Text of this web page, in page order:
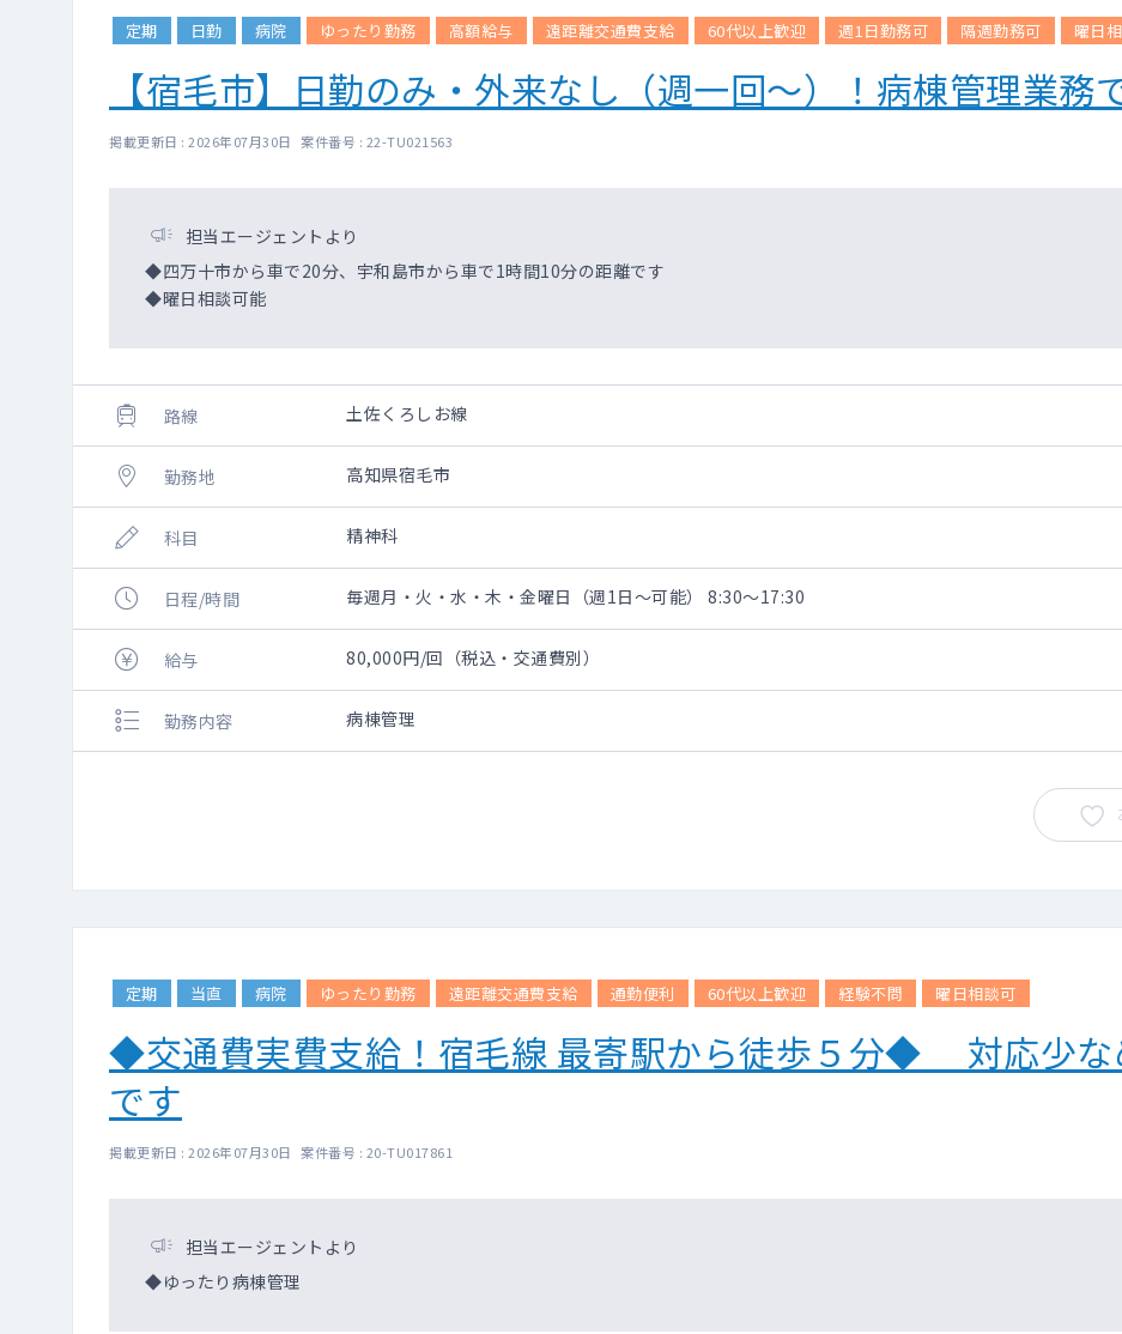
定期 日勤 病院 ゆったり勤務 高額給与 遠距離交通費支給 60代以上歓迎 週1日勤務可 隔週勤務可 曜日
【宿毛市】日勤のみ・外来なし（週一回～）！病棟管理業務
掲載更新日 : 2026年07月30日 案件番号 : 22-TU021563
担当エージェントより
◆四万十市から車で20分、宇和島市から車で1時間10分の距離です
◆曜日相談可能
路線 土佐くろしお線
勤務地 高知県宿毛市
科目 精神科
日程/時間 毎週月・火・水・木・金曜日（週1日～可能） 8:30～17:30
給与 80,000円/回（税込・交通費別）
勤務内容 病棟管理
定期 当直 病院 ゆったり勤務 遠距離交通費支給 通勤便利 60代以上歓迎 経験不問 曜日相談可
◆交通費実費支給！宿毛線 最寄駅から徒歩５分◆ 対応少な
です
掲載更新日 : 2026年07月30日 案件番号 : 20-TU017861
担当エージェントより
◆ゆったり病棟管理